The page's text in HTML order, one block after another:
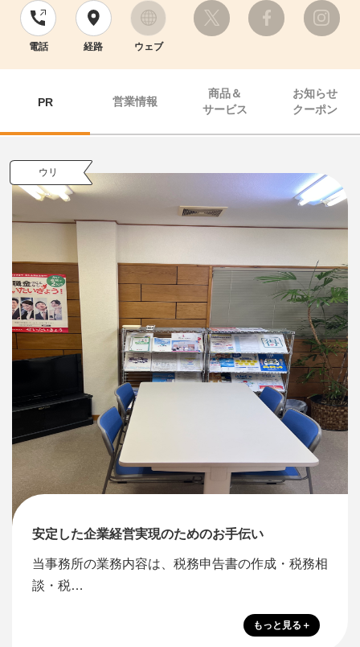
電話 経路 ウェブ
PR 営業情報
商品＆
サービス
お知らせ
クーポン
ウリ
安定した企業経営実現のためのお手伝い
当事務所の業務内容は、税務申告書の作成・税務相
談・税…